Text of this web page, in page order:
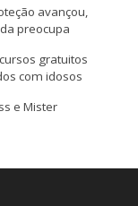
avançou,
preocupa
gratuitos
com idosos
e Mister